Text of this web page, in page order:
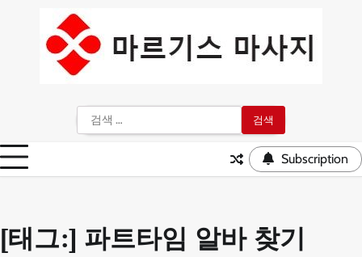
색:
Subscription
[태그:] 파트타임 알바 찾기